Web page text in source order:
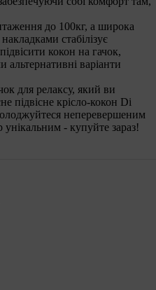
до 100кг, а широка
стабілізує
кокон на гачок,
альтернативні варіанти
для релаксу, який ви
підвісне крісло-кокон Di
неперевершеним
унікальним - купуйте зараз!